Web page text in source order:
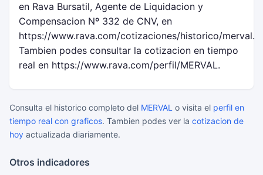
en Rava Bursatil, Agente de Liquidacion y
Compensacion Nº 332 de CNV, en
https://www.rava.com/cotizaciones/historico/merval.
Tambien podes consultar la cotizacion en tiempo
real en https://www.rava.com/perfil/MERVAL.
Consulta el historico completo del MERVAL o visita el perfil en
tiempo real con graficos. Tambien podes ver la cotizacion de
hoy actualizada diariamente.
Otros indicadores